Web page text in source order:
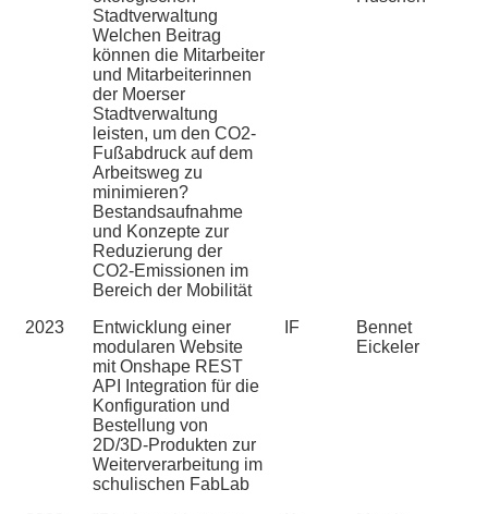
Stadtverwaltung
Welchen Beitrag
können die Mitarbeiter
und Mitarbeiterinnen
der Moerser
Stadtverwaltung
leisten, um den CO2-
Fußabdruck auf dem
Arbeitsweg zu
minimieren?
Bestandsaufnahme
und Konzepte zur
Reduzierung der
CO2-Emissionen im
Bereich der Mobilität
2023
Entwicklung einer
modularen Website
mit Onshape REST
API Integration für die
Konfiguration und
Bestellung von
2D/3D-Produkten zur
Weiterverarbeitung im
schulischen FabLab
IF
Bennet
Eickeler